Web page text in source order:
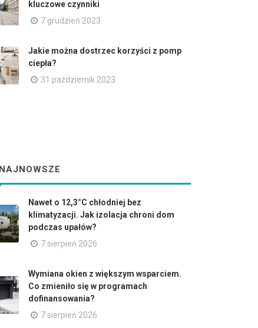
kluczowe czynniki
7 grudzień 2023
Jakie można dostrzec korzyści z pomp
ciepła?
31 październik 2023
NAJNOWSZE
Nawet o 12,3°C chłodniej bez
klimatyzacji. Jak izolacja chroni dom
podczas upałów?
7 sierpień 2026
Wymiana okien z większym wsparciem.
Co zmieniło się w programach
dofinansowania?
7 sierpień 2026